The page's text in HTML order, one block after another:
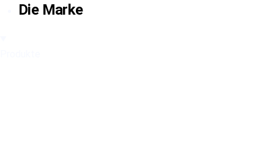
Die Marke